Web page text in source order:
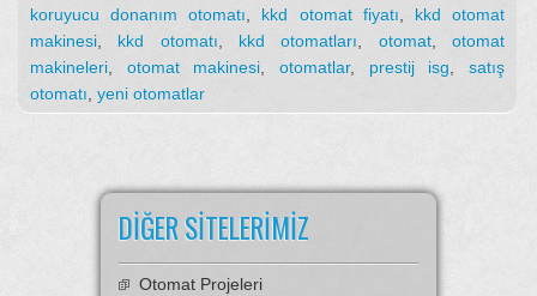
koruyucu donanım otomatı, kkd otomat fiyatı, kkd otomat
makinesi, kkd otomatı, kkd otomatları, otomat,otomat
makineleri, otomat makinesi,otomatlar, prestij isg,satış
otomatı, yeni otomatlar
DIĞER SITELERIMIZ
Otomat Projeleri